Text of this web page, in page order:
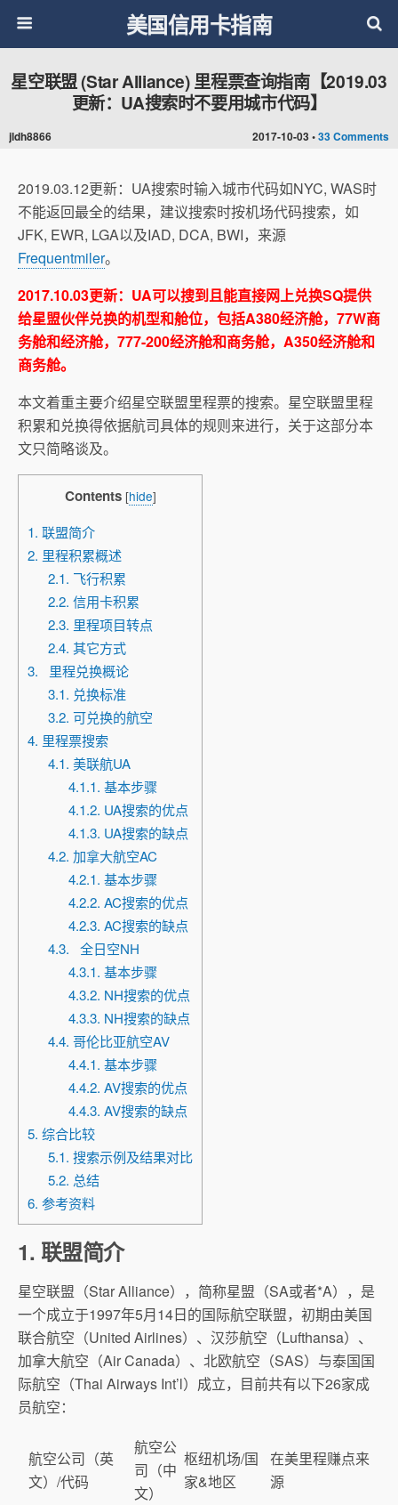
美国信用卡指南
2017-10-03 •33 Comments
星空联盟 (Star Alliance) 里程票查询指南【2019.03
更新：UA搜索时不要用城市代码】
jldh8866
2019.03.12更新：UA搜索时输入城市代码如NYC, WAS时
不能返回最全的结果，建议搜索时按机场代码搜索，如
JFK, EWR, LGA以及IAD, DCA, BWI，来源
Frequentmiler。
2017.10.03更新：UA可以搜到且能直接网上兑换SQ提供
给星盟伙伴兑换的机型和舱位，包括A380经济舱，77W商
务舱和经济舱，777-200经济舱和商务舱，A350经济舱和
商务舱。
本文着重主要介绍星空联盟里程票的搜索。星空联盟里程
积累和兑换得依据航司具体的规则来进行，关于这部分本
文只简略谈及。
Contents [hide]
1. 联盟简介
2. 里程积累概述
2.1. 飞行积累
2.2. 信用卡积累
2.3. 里程项目转点
2.4. 其它方式
3. 里程兑换概论
3.1. 兑换标准
3.2. 可兑换的航空
4. 里程票搜索
4.1. 美联航UA
4.1.1. 基本步骤
4.1.2. UA搜索的优点
4.1.3. UA搜索的缺点
4.2. 加拿大航空AC
4.2.1. 基本步骤
4.2.2. AC搜索的优点
4.2.3. AC搜索的缺点
4.3. 全日空NH
4.3.1. 基本步骤
4.3.2. NH搜索的优点
4.3.3. NH搜索的缺点
4.4. 哥伦比亚航空AV
4.4.1. 基本步骤
4.4.2. AV搜索的优点
4.4.3. AV搜索的缺点
5. 综合比较
5.1. 搜索示例及结果对比
5.2. 总结
6. 参考资料
1. 联盟简介
星空联盟（Star Alliance），简称星盟（SA或者*A），是
一个成立于1997年5月14日的国际航空联盟，初期由美国
联合航空（United Airlines）、汉莎航空（Lufthansa）、
加拿大航空（Air Canada）、北欧航空（SAS）与泰国国
际航空（Thai Airways Int’l）成立，目前共有以下26家成
员航空：
航空公司（英
文）/代码
航空公
司（中
文）
枢纽机场/国
家&地区
在美里程赚点来
源